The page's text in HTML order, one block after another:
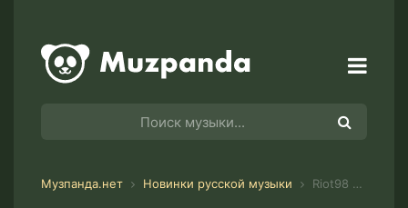
Музпанда.нет Новинки русской музыки Riot98 - На пути